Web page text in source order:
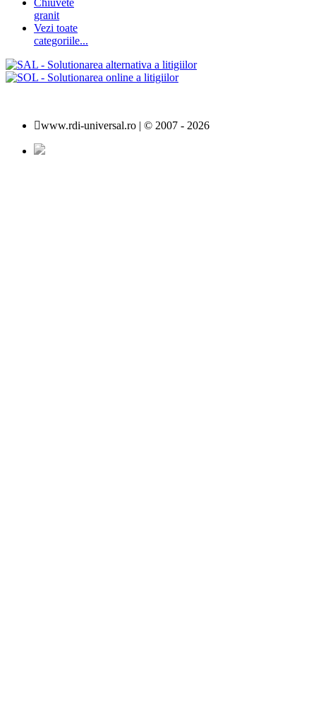
Chiuvete
granit
Vezi toate
categoriile...
www.rdi-universal.ro | © 2007 - 2026